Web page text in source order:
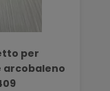
per
arcobaleno